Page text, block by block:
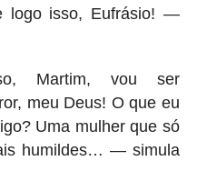
logo isso, Eufrásio! —
Martim, vou ser
meu Deus! O que eu
Uma mulher que só
humildes… — simula